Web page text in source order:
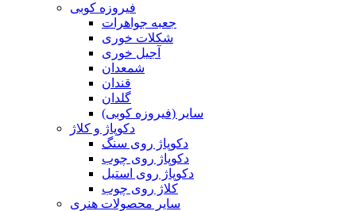
فیروزه کوبی
جعبه جواهرات
شکلات خوری
آجیل خوری
شمعدان
قندان
گلدان
سایر (فیروزه کوبی)
دکوپاژ و کلاژ
دکوپاژ روی سنگ
دکوپاژ روی چوب
دکوپاژ روی استیل
کلاژ روی چوب
سایر محصولات هنری